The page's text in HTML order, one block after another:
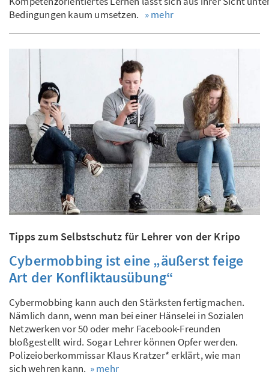
Bedingungen kaum umsetzen. » mehr
Tipps zum Selbstschutz für Lehrer von der Kripo
Cybermobbing ist eine „äußerst feige
Art der Konfliktausübung“
Cybermobbing kann auch den Stärksten fertigmachen.
Nämlich dann, wenn man bei einer Hänselei in Sozialen
Netzwerken vor 50 oder mehr Facebook-Freunden
bloßgestellt wird. Sogar Lehrer können Opfer werden.
Polizeioberkommissar Klaus Kratzer* erklärt, wie man
sich wehren kann. » mehr